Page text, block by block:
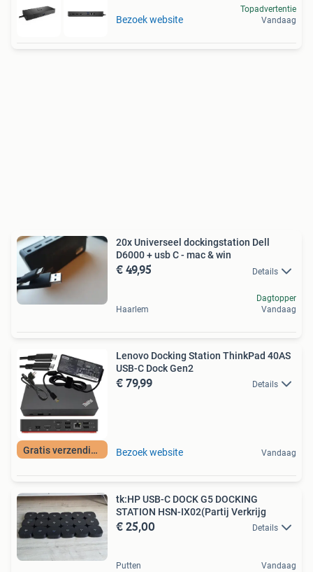
Bezoek website
Topadvertentie
Vandaag
20x Universeel dockingstation Dell
D6000 + usb C - mac & win
€ 49,95 Details
Haarlem
Dagtopper
Vandaag
Gratis verzending
Lenovo Docking Station ThinkPad 40AS
USB-C Dock Gen2
€ 79,99 Details
Bezoek website Vandaag
tk:HP USB-C DOCK G5 DOCKING
STATION HSN-IX02(Partij Verkrijg
€ 25,00 Details
Putten Vandaag